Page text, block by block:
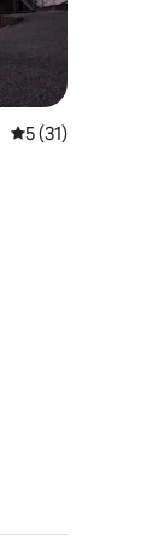
5 av 5 i
5 (31)